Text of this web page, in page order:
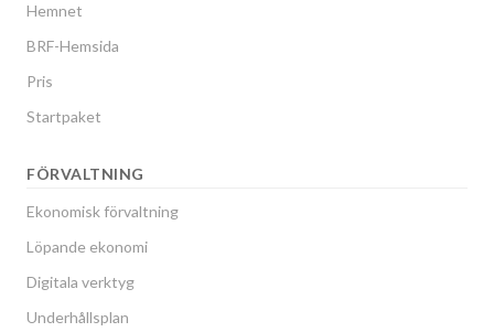
Hemnet
BRF-Hemsida
Pris
Startpaket
FÖRVALTNING
Ekonomisk förvaltning
Löpande ekonomi
Digitala verktyg
Underhållsplan